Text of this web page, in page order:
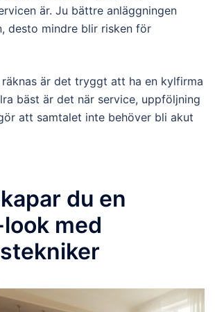
är. Ju bättre anläggningen
desto mindre blir risken för
är det tryggt att ha en kylfirma
bäst är det när service, uppföljning
att samtalet inte behöver bli akut
du en
med